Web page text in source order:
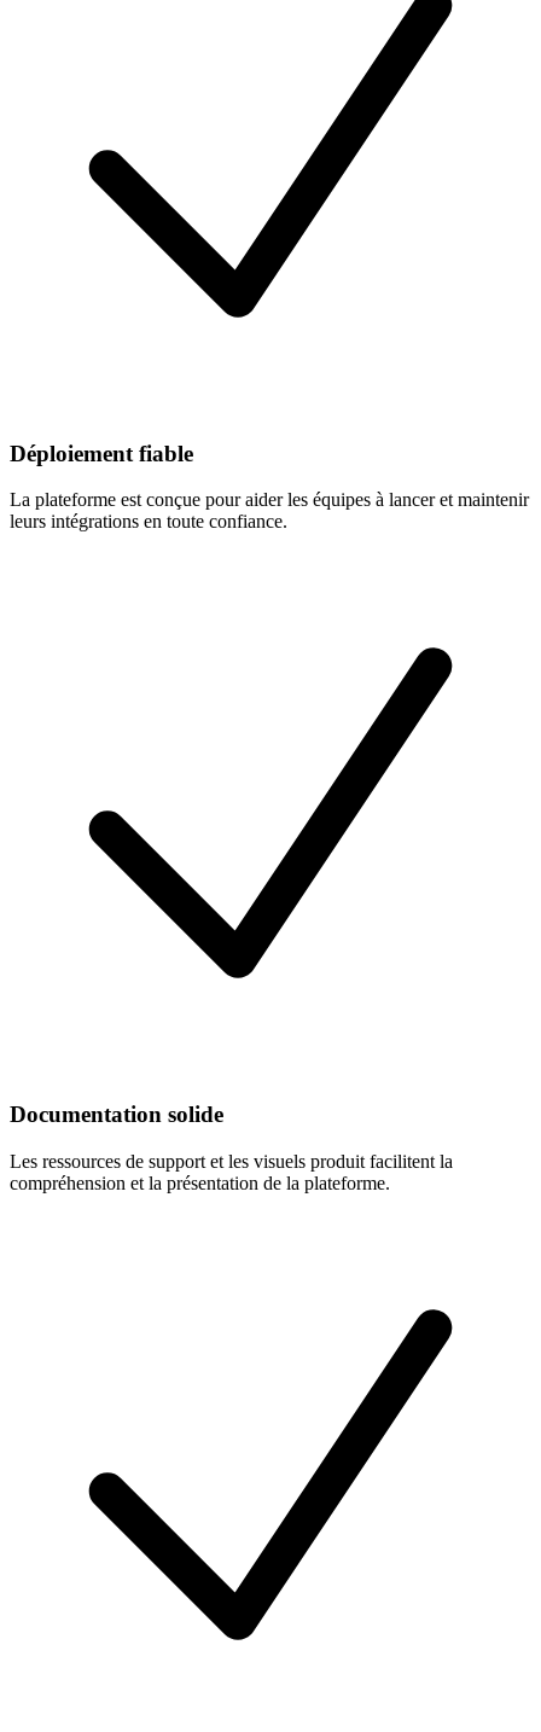
Déploiement fiable
La plateforme est conçue pour aider les équipes à lancer et maintenir
leurs intégrations en toute confiance.
Documentation solide
Les ressources de support et les visuels produit facilitent la
compréhension et la présentation de la plateforme.